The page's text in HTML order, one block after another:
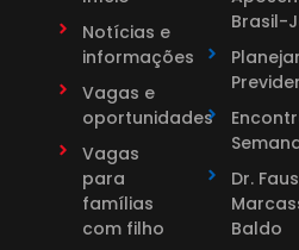
Notícias e
informações
Vagas e
oportunidades
Vagas
para
famílias
com filho
Brasil-
Dr.
Baldo